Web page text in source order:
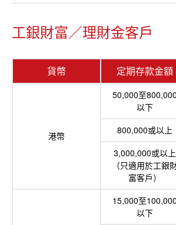
工銀財富／理財金客戶
貨幣 定期存款金額
港幣
50,000至800,000
以下
800,000或以上
3,000,000或以上
（只適用於工銀
富客戶）
15,000至100,000
以下